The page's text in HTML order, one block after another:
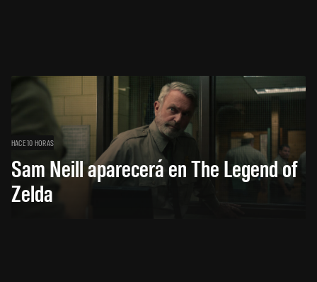
HACE 10 HORAS
Sam Neill aparecerá en The Legend of
Zelda